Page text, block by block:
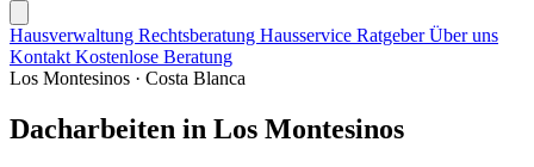
Hausverwaltung Rechtsberatung Hausservice RatgeberÜber uns
Kontakt Kostenlose Beratung
Los Montesinos · Costa Blanca
Dacharbeiten in Los Montesinos